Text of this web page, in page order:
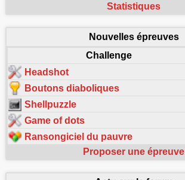
Statistiques
Nouvelles épreuves
Challenge
Headshot
Boutons diaboliques
Shellpuzzle
Game of dots
Ransongiciel du pauvre
Proposer une épreuve